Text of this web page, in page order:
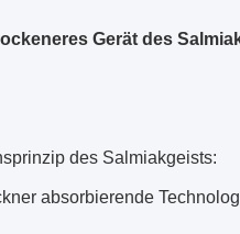
Gerät des
des Salmiakgeists:
absorbierende